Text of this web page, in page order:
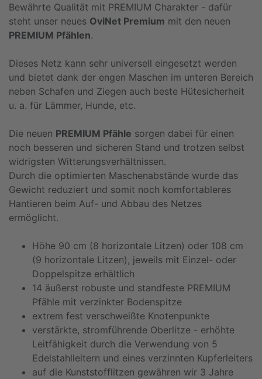
Bewährte Qualität mit PREMIUM Charakter - dafür
steht unser neues OviNet Premium mit den neuen
PREMIUM Pfählen.
Dieses Netz kann sehr universell eingesetzt werden
und bietet dank der engen Maschen im unteren Bereich
neben Schafen und Ziegen auch beste Hütesicherheit
u. a. für Lämmer, Hunde, etc.
Die neuen PREMIUM Pfähle sorgen dabei für einen
noch besseren und sicheren Stand und trotzen selbst
widrigsten Witterungsverhältnissen.
Durch die optimierten Maschenabstände wurde das
Gewicht reduziert und somit noch komfortableres
Hantieren beim Auf- und Abbau des Netzes
ermöglicht.
Höhe 90 cm (8 horizontale Litzen) oder 108 cm
(9 horizontale Litzen), jeweils mit Einzel- oder
Doppelspitze erhältlich
14 äußerst robuste und standfeste PREMIUM
Pfähle mit verzinkter Bodenspitze
extrem fest verschweißte Knotenpunkte
verstärkte, stromführende Oberlitze - erhöhte
Leitfähigkeit durch die Verwendung von 5
Edelstahlleitern und eines verzinnten Kupferleiters
auf die Kunststofflitzen gewähren wir 3 Jahre